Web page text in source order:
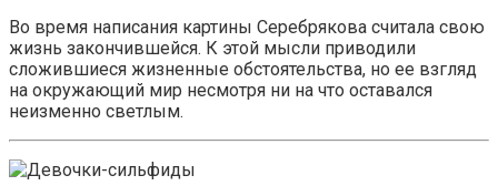
Во время написания картины Серебрякова считала свою
жизнь закончившейся. К этой мысли приводили
сложившиеся жизненные обстоятельства, но ее взгляд
на окружающий мир несмотря ни на что оставался
неизменно светлым.